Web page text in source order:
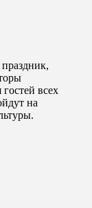
всех
на